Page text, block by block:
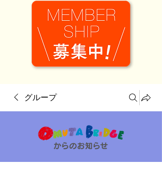
グループ